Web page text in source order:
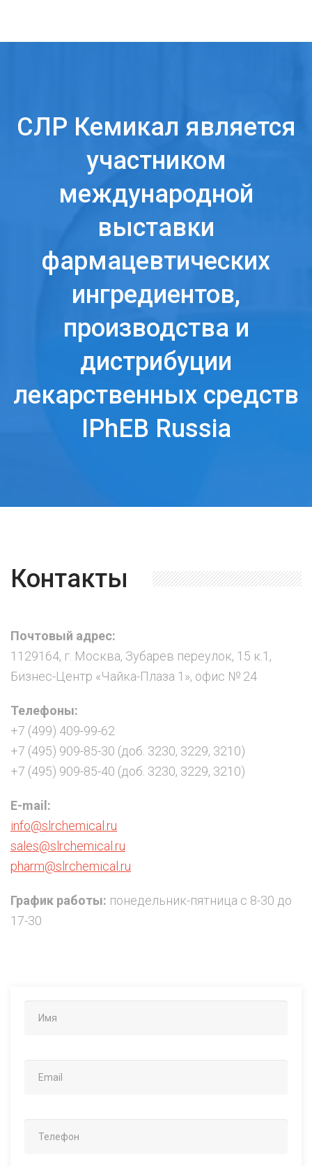
СЛР Кемикал является
участником
международной
выставки
фармацевтических
ингредиентов,
производства и
дистрибуции
лекарственных средств
IPhEB Russia
Контакты
Почтовый адрес:
1129164, г. Москва, Зубарев переулок, 15 к.1,
Бизнес-Центр «Чайка-Плаза 1», офис № 24
Телефоны:
+7 (499) 409-99-62
+7 (495) 909-85-30 (доб. 3230, 3229, 3210)
+7 (495) 909-85-40 (доб. 3230, 3229, 3210)
E-mail:
info@slrchemical.ru
sales@slrchemical.ru
pharm@slrchemical.ru
График работы: понедельник-пятница с 8-30 до
17-30